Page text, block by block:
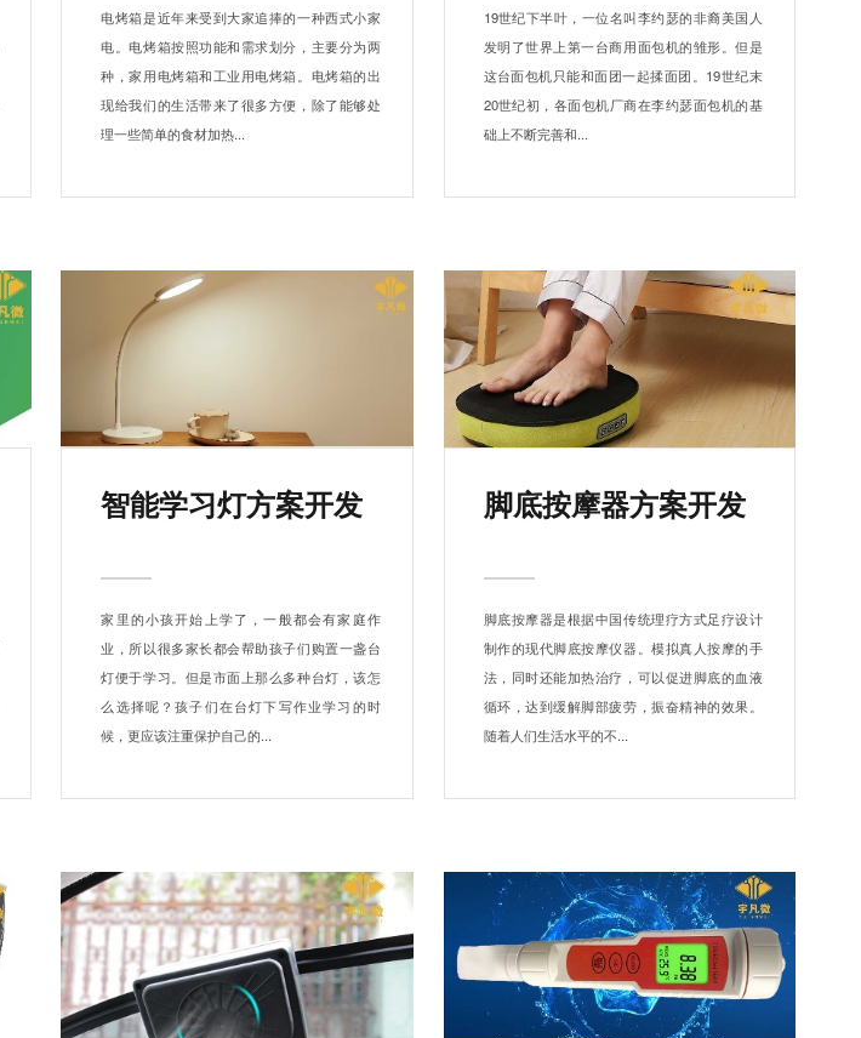
电烤箱是近年来受到大家追捧的一种西式小家
电。电烤箱按照功能和需求划分，主要分为两
种，家用电烤箱和工业用电烤箱。电烤箱的出
现给我们的生活带来了很多方便，除了能够处
理一些简单的食材加热...
19世纪下半叶，一位名叫李约瑟的非裔美国人
发明了世界上第一台商用面包机的雏形。但是
这台面包机只能和面团一起揉面团。19世纪末
20世纪初，各面包机厂商在李约瑟面包机的基
础上不断完善和...
智能学习灯方案开发
家里的小孩开始上学了，一般都会有家庭作
业，所以很多家长都会帮助孩子们购置一盏台
灯便于学习。但是市面上那么多种台灯，该怎
么选择呢？孩子们在台灯下写作业学习的时
候，更应该注重保护自己的...
脚底按摩器方案开发
脚底按摩器是根据中国传统理疗方式足疗设计
制作的现代脚底按摩仪器。模拟真人按摩的手
法，同时还能加热治疗，可以促进脚底的血液
循环，达到缓解脚部疲劳，振奋精神的效果。
随着人们生活水平的不...